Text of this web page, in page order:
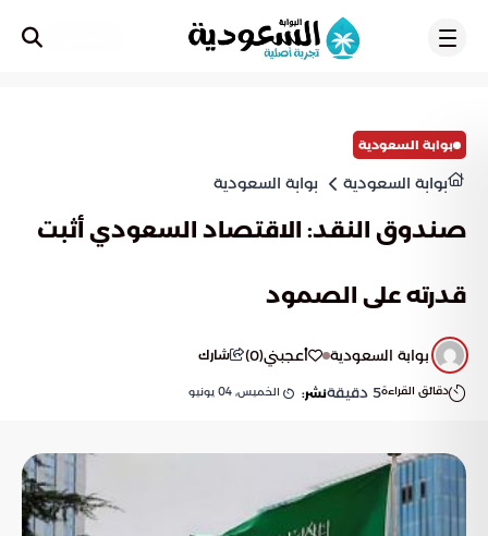
بوابة السعودية
بوابة السعودية بوابة السعودية
صندوق النقد: الاقتصاد السعودي أثبت
قدرته على الصمود
بوابة السعودية أعجبني(
0
) شارك
دقائق القراءة5 دقيقةنشر: الخميس, 04 يونيو